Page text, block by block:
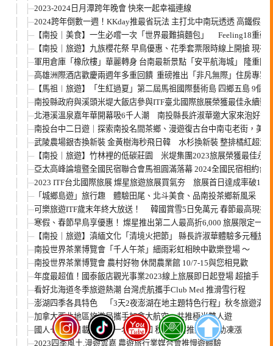
2023-2024日月潭跨年晚會 快來一起幸福連線
2024跨年倒數一週！KKday推最省玩法 主打北中南玩透透 高鐵假
【南投｜美食】一生必嚐一次「世界最難搞麵包」 Feeling18重磅
【南投｜旅遊】九族櫻花祭 早鳥優惠、花季套票限時線上開搶 現在
軍用倉庫「橡欣樓」華麗轉身 台南最新景點「安平航海城」 隆重開
高雄洲際酒店歡慶兩週年多重回饋 重磅推出「非凡無際」住房專
【馬祖︱旅遊】「生紅過夏」第二屆馬祖國際藝術島 四鄉五島 9個
南投縣政府與溪頭米堤大飯店參與ITF臺北國際旅展榮獲最佳永續獎
北港溪溫泉嘉年華開幕吸6千人潮 南投縣長許淑華邀大家來泡好湯
南投台中二日遊｜探索南投名間茶鄉、漫遊復古台中南屯老街，美
武陵農場銀杏換新裝 金黃樹海秒飛日韓 水杉換新裝 整排橘紅超浪
【南投｜旅遊】竹林裡的低碳莊園 米堤集團2023旅展榮獲最佳永
亞太高峰論壇暨全國民宿聯合會馬祖圓滿落幕 2024全國民宿相約台
2023 ITF台北國際旅展 燦星旅遊旅展買氣夯 旅展首日達成率破
「城鄉島遊」旅行趣 體驗田尾、北斗美食、品南投茶鄉新風采
可樂旅遊ITF歲末年終大放送！ 韓國賞雪5日免萬元 春節最高現折
寒假、春節早鳥享優惠！ 燦星推出第二人最高折6,000
【南投｜旅遊】滇緬文化「清境火把節」 縣長許淑華體驗多元種族
南投世界茶業博覽會「千人午茶」細雨彩虹相映中歡樂登場 ～
南投世界茶業博覽會 農村好物 休閒農業館 10/7-15與您相見歡
年度最超值！國泰飯店觀光事業2023線上旅展即日起登場 超搶手
看好北海道冬季旅遊熱潮 台灣虎航攜手Club Med 推滑雪行程
澎湖四季各具特色 「3天2夜澎湖在地主題特色行程」秋冬旅遊滿
加拿大西北地區旅遊局攜手加拿大航空 共推極光雙人遊
國人七月赴日載客率第一名在高知 秋冬遊再推樂齡補助凍漲
2023四季風土.漫遊雲嘉 農遊旅行業媒合會推慢遊體驗